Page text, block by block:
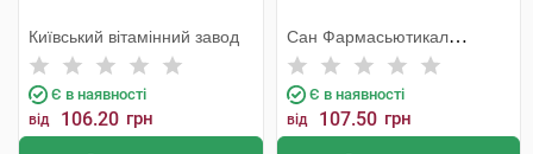
Київський вітамінний завод
Є в наявності
від 106.20 грн
Сан Фармасьютикал
Індастріз
Є в наявності
від 107.50 грн